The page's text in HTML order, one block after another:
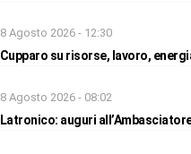
8 Agosto 2026 - 12:30
Cupparo su risorse, lavoro,
8 Agosto 2026 - 08:02
Latronico: auguri